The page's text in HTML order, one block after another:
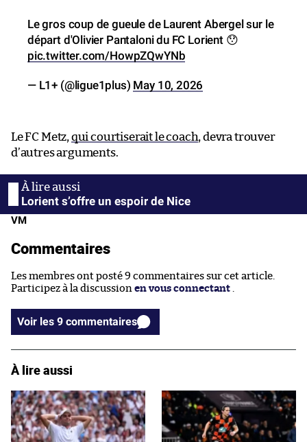
Le gros coup de gueule de Laurent Abergel sur le
départ d'Olivier Pantaloni du FC Lorient 😯
pic.twitter.com/HowpZQwYNb
— L1+ (@ligue1plus) May 10, 2026
Le FC Metz, qui courtiserait le coach, devra trouver
d’autres arguments.
Lorient s’offre un espoir de Nice
VM
Commentaires
Les membres ont posté 9 commentaires sur cet article.
Participez à la discussion en vous connectant
Voir les 9 commentaires
À lire aussi